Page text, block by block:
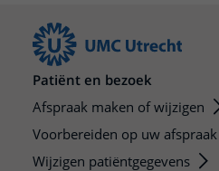
Het Wilhelmina Kinderziekenhuis
Wachttijden
Bezoektijden
Wijzigen patiëntgegevens
Mijn UMC Utrecht patiëntportaal
Bezoekregels
Kwaliteit en veiligheid
Route naar het ziekenhuis
Parkeren
Wegwijs in het ziekenhuis
Contact met polikliniek
Contact met verpleegafdeling
Teleconsult aanvragen
Diagnostiek aanvragen
Zorgverlenersportaal
Over UMC Utrecht
Research
Onderwijs
Werken bij het UMC Utrecht
Patiënt en bezoek
Afspraak maken of wijzigen
Voorbereiden op uw afspraak
Wijzigen patiëntgegevens